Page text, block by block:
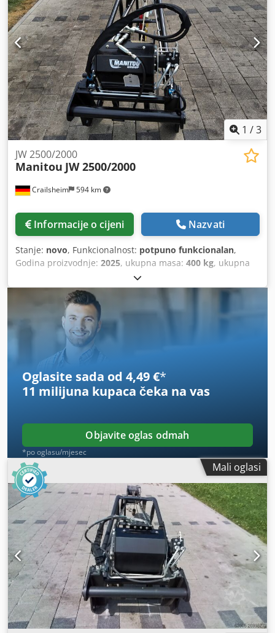
1 /3
Crailsheim 594 km
JW 2500/2000
Manitou JW 2500/2000
Informacije o cijeni Nazvati
Stanje: novo, Funkcionalnost: potpuno funkcionalan,
Godina proizvodnje: 2025, ukupna masa: 400 kg, ukupna
, ukupna duljina:
820 mm, nosivost:2.000 kg, Rešetkasti jarbol s vitlom na
sajlu Proizvođač: Manitou Tip: JW 2500/2000 Godina
proizvodnje: 2025 Cjdpfx Aoya Ix Teptjrf Visina (mm): 950
Duljina (mm): 2.600 Nosivost (kg): 2.000 Težina (kg): 400
Širina (mm): 820
Oglasite sada od 4,49 €*
11 milijuna kupaca čeka na vas
Objavite oglas odmah
*po oglasu/mjesec
Mali oglasi